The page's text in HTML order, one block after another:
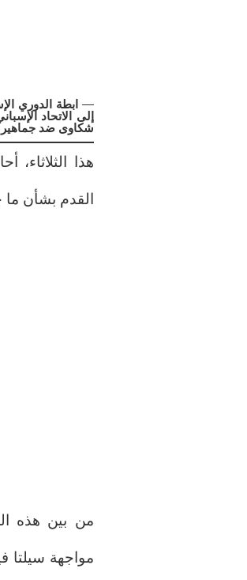
— ابطة الدوري
إلى الاتحاد
شكاوى ضد جماهير
هذا الثلاثاء،
القدم بشأن
من بين هذه
مواجهة سيلتا